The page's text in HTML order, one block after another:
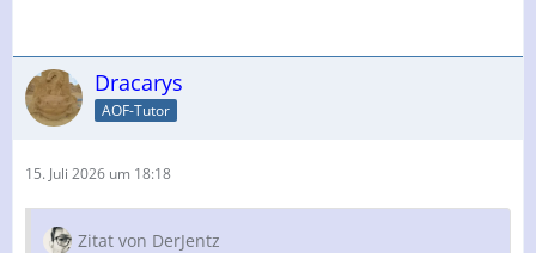
Dracarys
AOF-Tutor
15. Juli 2026 um 18:18
Zitat von DerJentz